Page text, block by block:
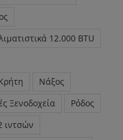
12.000 BTU
Νάξος
Ξενοδοχεία
Ρόδος
ιντσών